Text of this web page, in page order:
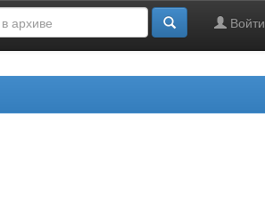
Войти